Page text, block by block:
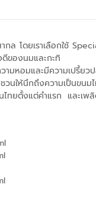
กล โดยเราเลือกใช้
ของนมและกะทิ
วามหอมและมีความเป
นให้นึกถึงความเป็นขน
ทยตั้งแต่คำแรก และ
ml